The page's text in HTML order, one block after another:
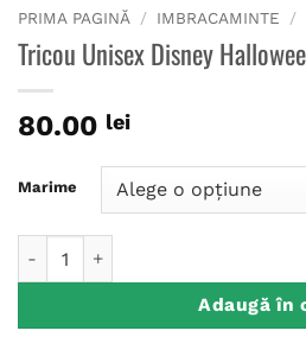
PRIMA PAGINĂ / IMBRACAMINTE /
Tricou Unisex Disney
80.00 lei
Marime
Adaugă în